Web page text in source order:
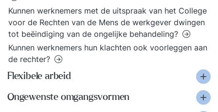
Kunnen werknemers met de uitspraak van het College
voor de Rechten van de Mens de werkgever dwingen
tot beëindiging van de ongelijke behandeling?
Kunnen werknemers hun klachten ook voorleggen aan
de rechter?
Flexibele arbeid
Ongewenste omgangsvormen